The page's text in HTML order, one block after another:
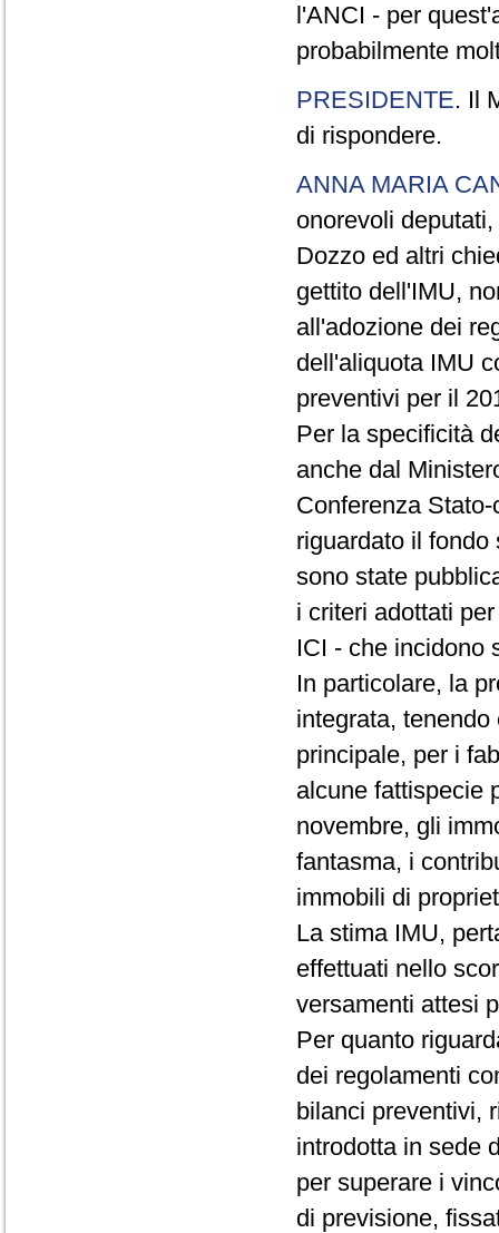
l'ANCI - per
probabilmente
PRESIDENTE. Il
di rispondere.
ANNA MARIA
onorevoli
Dozzo ed altri
gettito dell'IMU,
all'adozione dei
dell'aliquota IMU
preventivi per il
Per la specificità
anche dal
Conferenza
riguardato il
sono state
i criteri adottati
ICI - che incidono
In particolare, la
integrata,
principale, per i
alcune fattispecie
novembre, gli
fantasma, i
immobili di
La stima IMU,
effettuati nello
versamenti attesi
Per quanto
dei regolamenti
bilanci preventivi,
introdotta in sede
per superare i
di previsione,